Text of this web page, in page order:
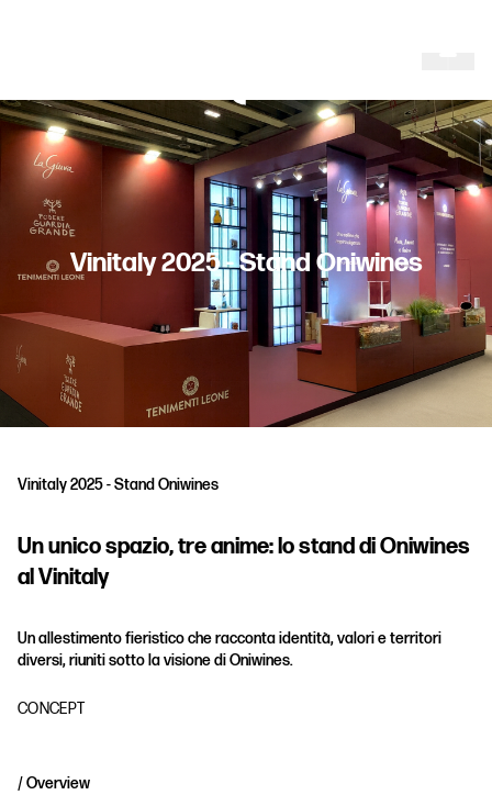
Vinitaly2025-Stand Oniwines
Vinitaly 2025 - Stand Oniwines
Ununicospazio,treanime:lostanddiOniwines
alVinitaly
Una estimentofieristicocheraccontaidentità,vaorieterritori
diversi,riunitisotto avisionediOniwines.
CONCEPT
/ Overview